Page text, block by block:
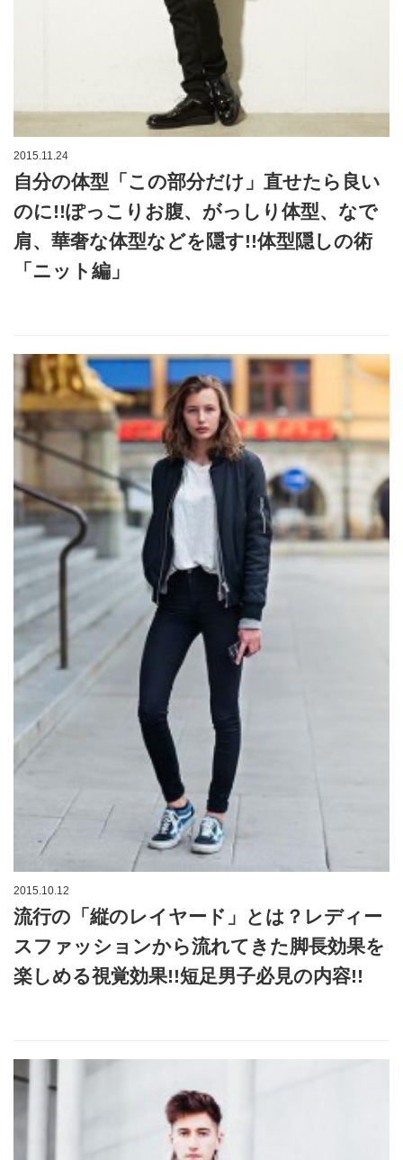
2015.11.24
自分の体型「この部分だけ」直せたら良い
のに!!ぽっこりお腹、がっしり体型、なで
肩、華奢な体型などを隠す!!体型隠しの術
「ニット編」
2015.10.12
流行の「縦のレイヤード」とは？レディー
スファッションから流れてきた脚長効果を
楽しめる視覚効果!!短足男子必見の内容!!